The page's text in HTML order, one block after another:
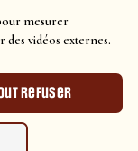
mesurer
vidéos externes.
refuser